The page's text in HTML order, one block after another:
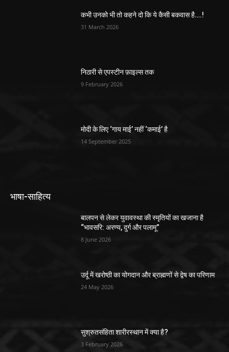
कभी उनको भी तो कहने दो कि ये कैसी बकवास है….!
31 March 2026
निठारी से एपस्टीन फ़ाइल्स तक
9 February 2026
मोदी के लिए ‘गाय माई’ नहीं ‘कमाई’ है
14 September 2025
भाषा-साहित्य
बालपन से लेकर युवावस्था की स्मृतियों का खजाना है
“भावसरि: अरण्य, दुर्ग और पलामू”
8 June 2026
उर्दू में खरोष्ठी का योगदान और ब्राह्मणों से द्वेष का परिणाम
24 May 2026
सुश्रुतसंहिता शारीरस्थान में क्या है?
3 February 2026